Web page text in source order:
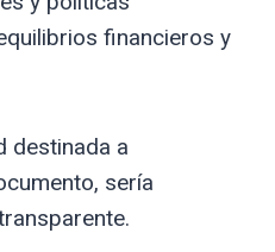
financieros y
destinada a
sería